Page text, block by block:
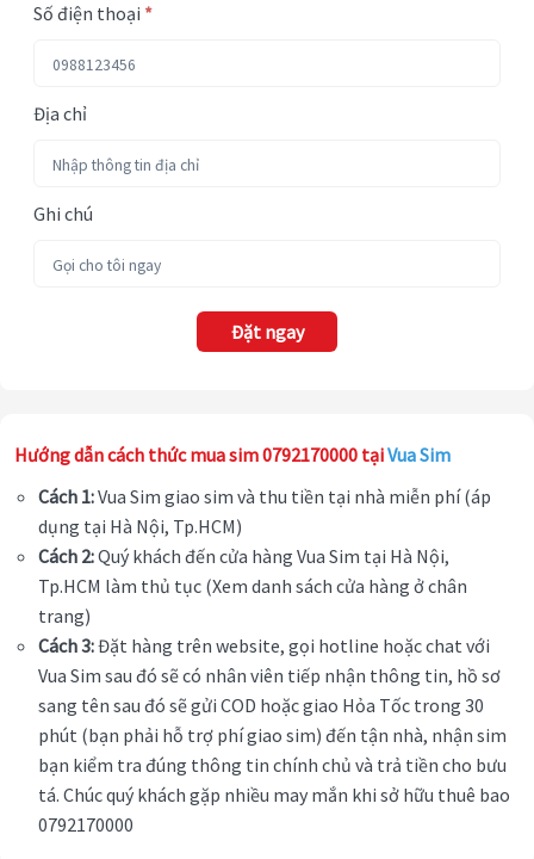
Số điện thoại *
Địa chỉ
Ghi chú
Đặt ngay
Hướng dẫn cách thức mua sim 0792170000 tạiVua Sim
Cách 1:Vua Sim giao sim và thu tiền tại nhà miễn phí (áp
dụng tại Hà Nội, Tp.HCM)
Cách 2:Quý khách đến cửa hàng Vua Sim tại Hà Nội,
Tp.HCM làm thủ tục (Xem danh sách cửa hàng ở chân
trang)
Cách 3:Đặt hàng trên website, gọi hotline hoặc chat với
Vua Sim sau đó sẽ có nhân viên tiếp nhận thông tin, hồ sơ
sang tên sau đó sẽ gửi COD hoặc giao Hỏa Tốc trong 30
phút (bạn phải hỗ trợ phí giao sim) đến tận nhà, nhận sim
bạn kiểm tra đúng thông tin chính chủ và trả tiền cho bưu
tá. Chúc quý khách gặp nhiều may mắn khi sở hữu thuê bao
0792170000